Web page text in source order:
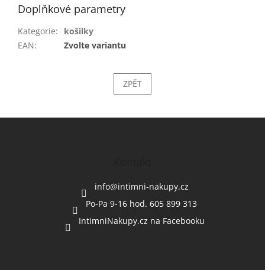
Doplňkové parametry
Kategorie:
košilky
EAN: Zvolte variantu
ZPĚT
info@intimni-nakupy.cz
Po-Pa 9-16 hod. 605 899 313
IntimniNakupy.cz na Facebooku